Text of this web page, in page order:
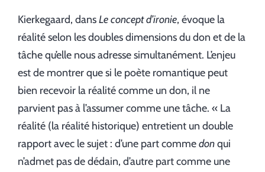
Kierkegaard, dansLe concept d’ironie, évoque la
réalité selon les doubles dimensions du don et de la
tâche qu’elle nous adresse simultanément. L’enjeu
est de montrer que si le poète romantique peut
bien recevoir la réalité comme un don, il ne
parvient pas à l’assumer comme une tâche. « La
réalité (la réalité historique) entretient un double
rapport avec le sujet : d’une part commedonqui
n’admet pas de dédain, d’autre part comme une